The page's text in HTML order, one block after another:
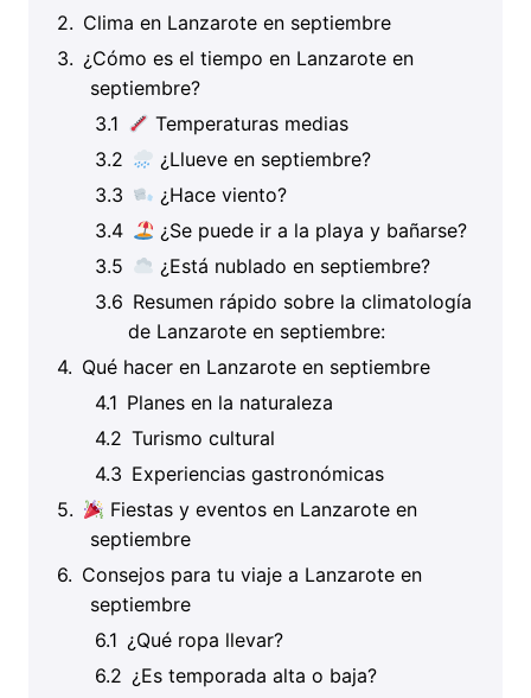
Clima en Lanzarote en septiembre
¿Cómo es el tiempo en Lanzarote en
septiembre?
Temperaturas medias
¿Llueve en septiembre?
¿Hace viento?
¿Se puede ir a la playa y bañarse?
¿Está nublado en septiembre?
Resumen rápido sobre la climatología
de Lanzarote en septiembre:
Qué hacer en Lanzarote en septiembre
Planes en la naturaleza
Turismo cultural
Experiencias gastronómicas
Fiestas y eventos en Lanzarote en
septiembre
Consejos para tu viaje a Lanzarote en
septiembre
¿Qué ropa llevar?
¿Es temporada alta o baja?